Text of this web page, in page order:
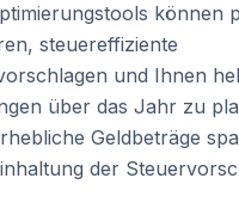
können
steuereffiziente
und Ihnen
über das Jahr zu
Geldbeträge
der